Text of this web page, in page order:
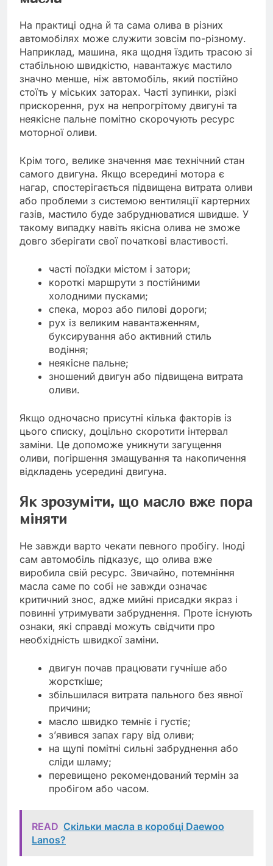
На практиці одна й та сама олива в різних
автомобілях може служити зовсім по-різному.
Наприклад, машина, яка щодня їздить трасою зі
стабільною швидкістю, навантажує мастило
значно менше, ніж автомобіль, який постійно
стоїть у міських заторах. Часті зупинки, різкі
прискорення, рух на непрогрітому двигуні та
неякісне пальне помітно скорочують ресурс
моторної оливи.
Крім того, велике значення має технічний стан
самого двигуна. Якщо всередині мотора є
нагар, спостерігається підвищена витрата оливи
або проблеми з системою вентиляції картерних
газів, мастило буде забруднюватися швидше. У
такому випадку навіть якісна олива не зможе
довго зберігати свої початкові властивості.
часті поїздки містом і затори;
короткі маршрути з постійними
холодними пусками;
спека, мороз або пилові дороги;
рух із великим навантаженням,
буксирування або активний стиль
водіння;
неякісне пальне;
зношений двигун або підвищена витрата
оливи.
Якщо одночасно присутні кілька факторів із
цього списку, доцільно скоротити інтервал
заміни. Це допоможе уникнути загущення
оливи, погіршення змащування та накопичення
відкладень усередині двигуна.
Як зрозуміти, що масло вже пора
міняти
Не завжди варто чекати певного пробігу. Іноді
сам автомобіль підказує, що олива вже
виробила свій ресурс. Звичайно, потемніння
масла саме по собі не завжди означає
критичний знос, адже мийні присадки якраз і
повинні утримувати забруднення. Проте існують
ознаки, які справді можуть свідчити про
необхідність швидкої заміни.
двигун почав працювати гучніше або
жорсткіше;
збільшилася витрата пального без явної
причини;
масло швидко темніє і густіє;
з’явився запах гару від оливи;
на щупі помітні сильні забруднення або
сліди шламу;
перевищено рекомендований термін за
пробігом або часом.
READ Скільки масла в коробці Daewoo
Lanos?